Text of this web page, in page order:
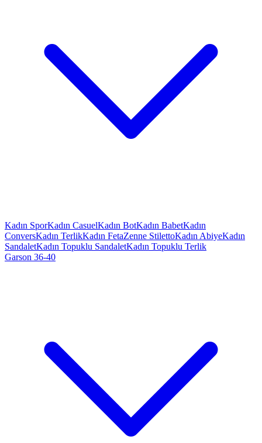
Kadın SporKadın CasuelKadın BotKadın BabetKadın
ConversKadın TerlikKadın FetaZenne StilettoKadın AbiyeKadın
SandaletKadın Topuklu SandaletKadın Topuklu Terlik
Garson 36-40